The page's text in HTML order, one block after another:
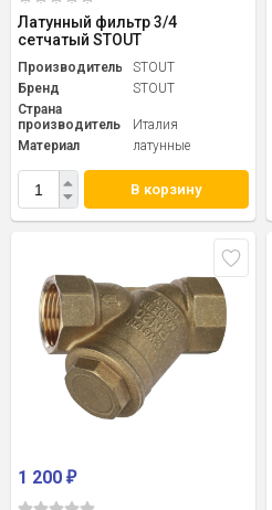
Латунный фильтр 3/4
сетчатый STOUT
Производитель
STOUT
Бренд
STOUT
Страна
производитель
Италия
Материал
латунные
В корзину
1 200 ₽